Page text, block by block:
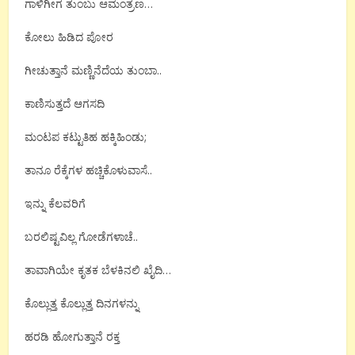
ಗಾಳಿಗೀಗ ತುಂಬು ಆಮಂತ್ರಣ…
ಕೋಲು ಹಿಡಿದ ಪೋರ
ಗೀಚುತ್ತಾನೆ ಮಣ್ಣಿನೆದೆಯ ತುಂಬಾ..
ಕಾಣಿಸುತ್ತದೆ ಆಗಸದಿ
ಮಂಟಪ ಕಟ್ಟುತಿಹ ಹಕ್ಕಿಹಿಂಡು;
ತಾನೂ ರೆಕ್ಕೆಗಳ ಹಚ್ಚಿಕೊಳುವಾಸೆ..
ಇನ್ನು ಕೆಲವರಿಗೆ
ಬರಲಿಷ್ಟವಿಲ್ಲ ಗೋಡೆಗಳಾಚೆ..
ತಾವಾಗಿಯೇ ಕೃತಕ ಬೆಳಕಿನಲಿ ಖೈದಿ…
ಕೊಲ್ಲುತ್ತ ಕೊಲ್ಲುತ್ತ ದಿನಗಳನ್ನು
ಹರಡಿ ಹೋಗುತ್ತಾನೆ ರಕ್ತ